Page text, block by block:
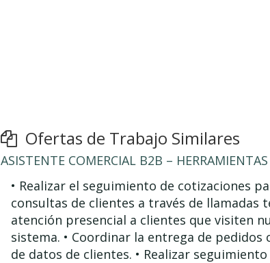
Ofertas de Trabajo Similares
ASISTENTE COMERCIAL B2B –
• Realizar el seguimiento de cotizaciones
consultas de clientes a través de llamadas
atención presencial a clientes que visiten
sistema. • Coordinar la entrega de pedidos
de datos de clientes. • Realizar